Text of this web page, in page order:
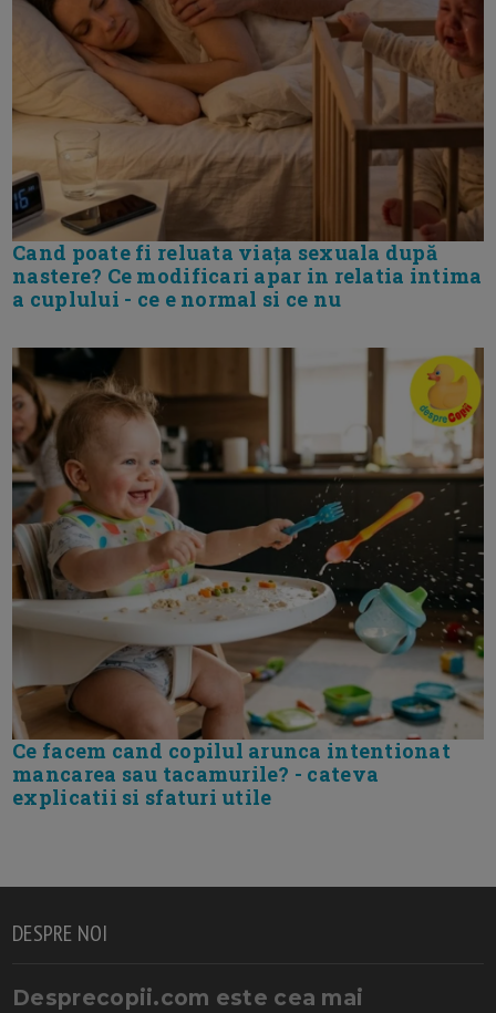
Cand poate fi reluata viața sexuala după
nastere? Ce modificari apar in relatia intima
a cuplului - ce e normal si ce nu
Ce facem cand copilul arunca intentionat
mancarea sau tacamurile? - cateva
explicatii si sfaturi utile
DESPRE NOI
Desprecopii.com este cea mai